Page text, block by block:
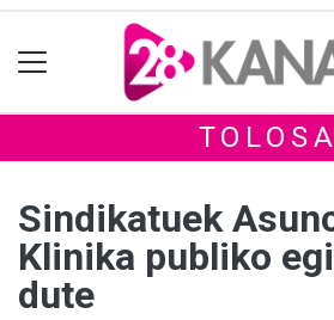
TOLOSA
Sindikatuek
Klinika publiko
dute